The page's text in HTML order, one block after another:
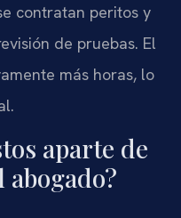
contratan peritos y
de pruebas. El
más horas, lo
aparte de